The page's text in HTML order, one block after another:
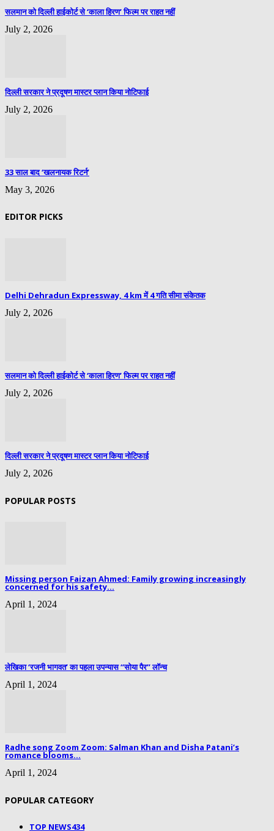
सलमान को दिल्ली हाईकोर्ट से ‘काला हिरण’ फिल्म पर राहत नहीं
July 2, 2026
दिल्ली सरकार ने प्रदूषण मास्टर प्लान किया नोटिफाई
July 2, 2026
33 साल बाद ‘खलनायक रिटर्न’
May 3, 2026
EDITOR PICKS
Delhi Dehradun Expressway, 4 km में 4 गति सीमा संकेतक
July 2, 2026
सलमान को दिल्ली हाईकोर्ट से ‘काला हिरण’ फिल्म पर राहत नहीं
July 2, 2026
दिल्ली सरकार ने प्रदूषण मास्टर प्लान किया नोटिफाई
July 2, 2026
POPULAR POSTS
Missing person Faizan Ahmed: Family growing increasingly
concerned for his safety...
April 1, 2024
लेखिका ‘रजनी भागवत’ का पहला उपन्यास “सोया पैर” लॉन्च
April 1, 2024
Radhe song Zoom Zoom: Salman Khan and Disha Patani’s
romance blooms...
April 1, 2024
POPULAR CATEGORY
TOP NEWS434